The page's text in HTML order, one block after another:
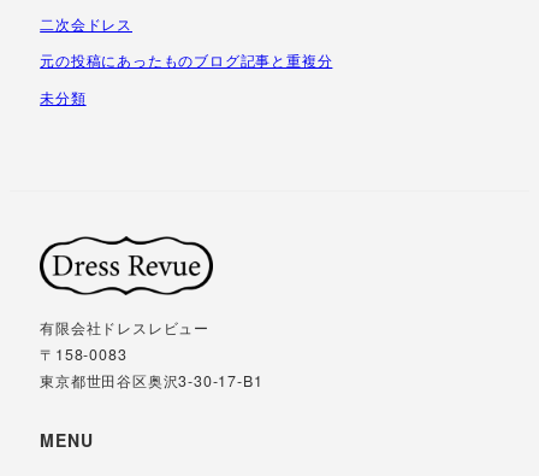
二次会ドレス
元の投稿にあったものブログ記事と重複分
未分類
有限会社ドレスレビュー
〒158-0083
東京都世田谷区奥沢3-30-17-B1
MENU